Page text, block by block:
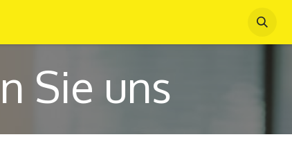
Termin
Sie uns